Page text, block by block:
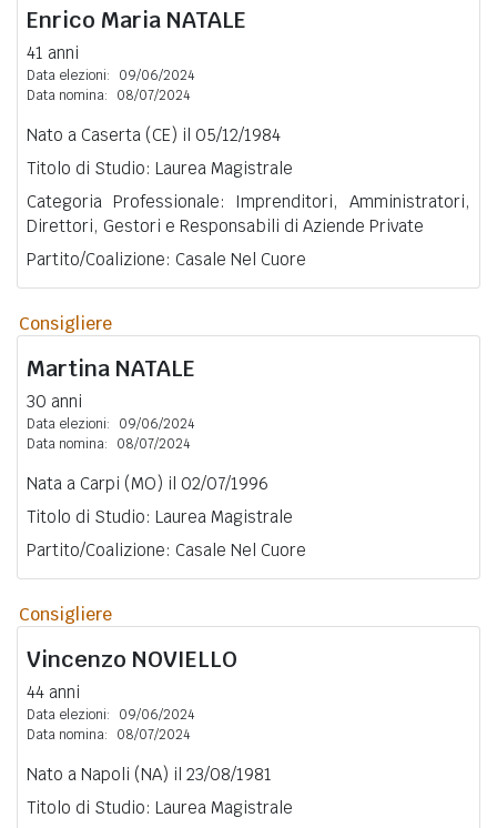
Enrico Maria NATALE
41 anni
Data elezioni:
09/06/2024
Data nomina:
08/07/2024
Nato a Caserta (CE) il 05/12/1984
Titolo di Studio: Laurea Magistrale
Categoria Professionale: Imprenditori, Amministratori,
Direttori, Gestori e Responsabili di Aziende Private
Partito/Coalizione: Casale Nel Cuore
Consigliere
Martina NATALE
30 anni
Data elezioni:
09/06/2024
Data nomina:
08/07/2024
Nata a Carpi (MO) il 02/07/1996
Titolo di Studio: Laurea Magistrale
Partito/Coalizione: Casale Nel Cuore
Consigliere
Vincenzo NOVIELLO
44 anni
Data elezioni:
09/06/2024
Data nomina:
08/07/2024
Nato a Napoli (NA) il 23/08/1981
Titolo di Studio: Laurea Magistrale